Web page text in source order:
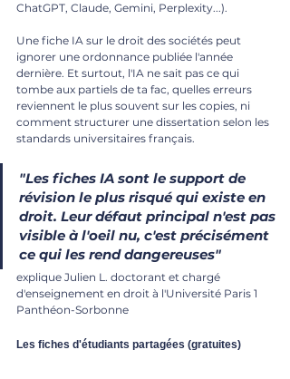
ChatGPT, Claude, Gemini, Perplexity...).
Une fiche IA sur le droit des sociétés peut
ignorer une ordonnance publiée l'année
dernière. Et surtout, l'IA ne sait pas ce qui
tombe aux partiels de ta fac, quelles erreurs
reviennent le plus souvent sur les copies, ni
comment structurer une dissertation selon les
standards universitaires français.
"Les fiches IA sont le support de
révision le plus risqué qui existe en
droit. Leur défaut principal n'est pas
visible à l'oeil nu, c'est précisément
ce qui les rend dangereuses"
explique Julien L. doctorant et chargé
d'enseignement en droit à l'Université Paris 1
Panthéon-Sorbonne
Les fiches d'étudiants partagées (gratuites)